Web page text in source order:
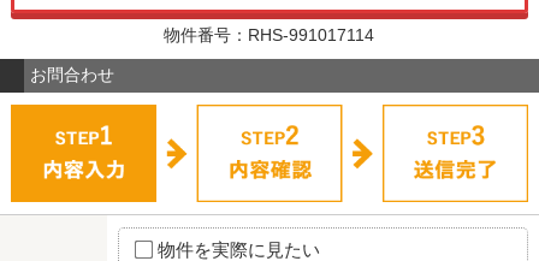
物件番号：RHS-991017114
お問合わせ
物件を実際に見たい